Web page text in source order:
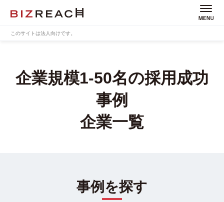
このサイトは法人向けです。
企業規模1-50名の採用成功
事例
企業一覧
事例を探す